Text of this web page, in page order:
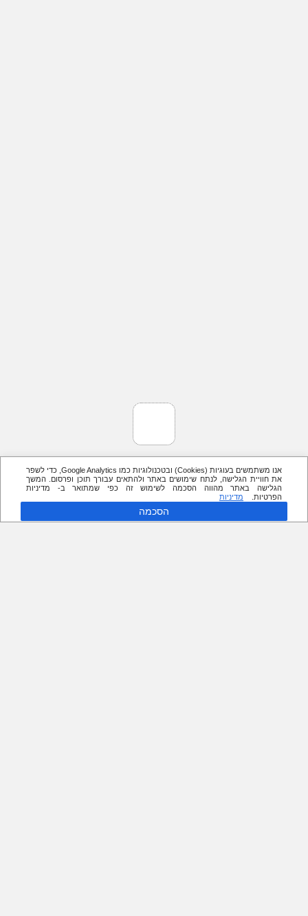
אנו משתמשים בעוגיות (Cookies) ובטכנולוגיות כמו Google Analytics, כדי לשפר
את חוויית הגלישה, לנתח שימושים באתר ולהתאים עבורך תוכן ופרסום. המשך
הגלישה באתר מהווה הסכמה לשימוש זה כפי שמתואר ב- מדיניות
הפרטיות.
מדיניות
הסכמה